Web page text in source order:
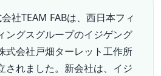
社TEAM FABは、西日本フィ
ングスグループのイジゲング
式会社戸畑ターレット工作所
されました。新会社は、イジ